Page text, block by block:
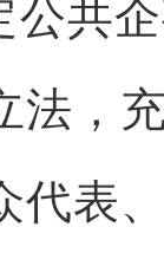
共企
法，
代表